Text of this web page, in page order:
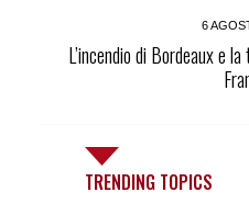
6
L’incendio di Bordeaux e
TRENDING TOPICS